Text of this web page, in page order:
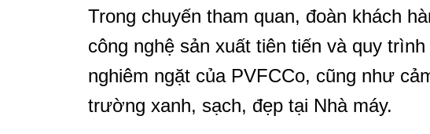
Trong chuyến tham quan, đoàn khách
công nghệ sản xuất tiên tiến và quy
nghiêm ngặt của PVFCCo, cũng như
trường xanh, sạch, đẹp tại Nhà máy.